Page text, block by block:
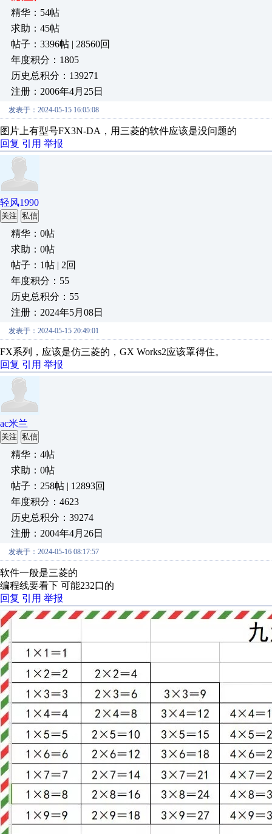
精华：54帖
求助：45帖
帖子：3396帖 | 28560回
年度积分：1805
历史总积分：139271
注册：2006年4月25日
发表于：2024-05-15 16:05:08
图片上有型号FX3N-DA，用三菱的软件应该是没问题的
回复 引用 举报
轻风1990
关注 私信
精华：0帖
求助：0帖
帖子：1帖 | 2回
年度积分：55
历史总积分：55
注册：2024年5月08日
发表于：2024-05-15 20:49:01
FX系列，应该是仿三菱的，GX Works2应该罩得住。
回复 引用 举报
ac米兰
关注 私信
精华：4帖
求助：0帖
帖子：258帖 | 12893回
年度积分：4623
历史总积分：39274
注册：2004年4月26日
发表于：2024-05-16 08:17:57
软件一般是三菱的
编程线要看下 可能232口的
回复 引用 举报